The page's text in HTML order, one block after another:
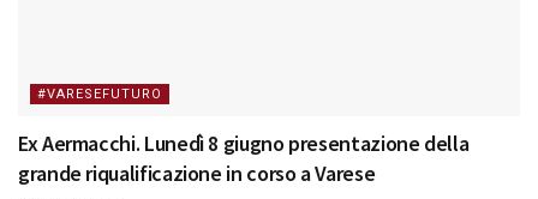
#VARESEFUTURO
Ex Aermacchi. Lunedì 8 giugno presentazione della
grande riqualificazione in corso a Varese